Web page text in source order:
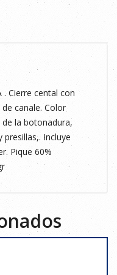
. Cierre cental con
canale. Color
la botonadura,
Incluye
Pique 60%